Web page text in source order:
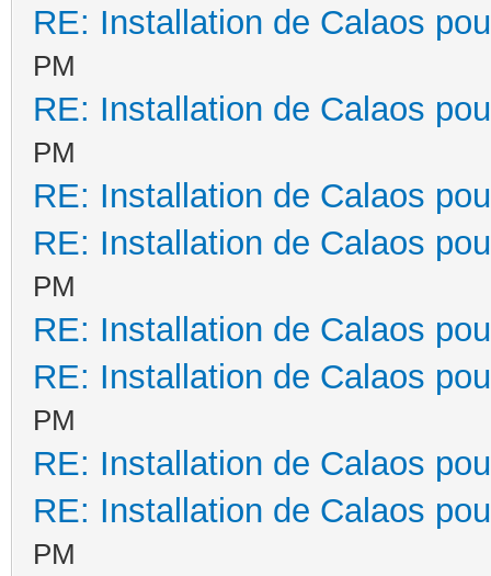
RE: Installation de Calaos
PM
RE: Installation de Calaos
PM
RE: Installation de Calaos
RE: Installation de Calaos
PM
RE: Installation de Calaos
RE: Installation de Calaos
PM
RE: Installation de Calaos
RE: Installation de Calaos
PM